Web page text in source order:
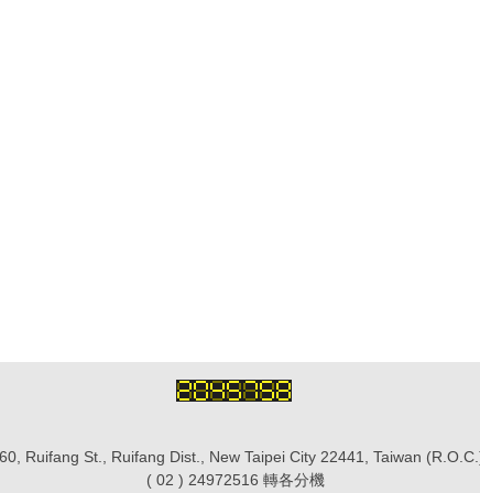
Ruifang St., Ruifang Dist., New Taipei City 22441, Taiwan
( 02 ) 24972516 轉各分機